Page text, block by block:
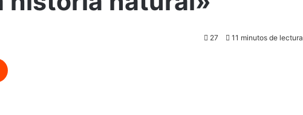
27 11 minutos de lectura